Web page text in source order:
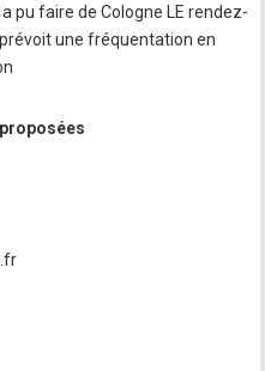
pu faire de Cologne LE rendez-
une fréquentation en